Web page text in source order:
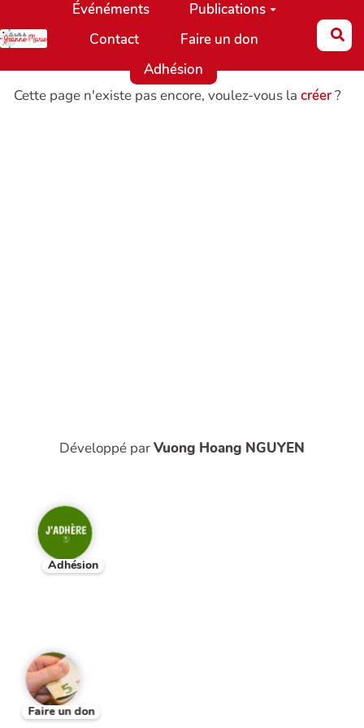
Aller au contenu principal
Événéments
Publications
Contact
Faire un don
Adhésion
Cette page n'existe pas encore, voulez-vous la créer?
Développé parVuong Hoang NGUYEN
Adhésion
Faire un don